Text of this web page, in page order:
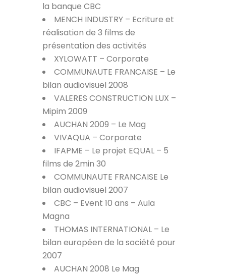
la banque CBC
MENCH INDUSTRY – Ecriture et
réalisation de 3 films de
présentation des activités
XYLOWATT – Corporate
COMMUNAUTE FRANCAISE – Le
bilan audiovisuel 2008
VALERES CONSTRUCTION LUX –
Mipim 2009
AUCHAN 2009 – Le Mag
VIVAQUA – Corporate
IFAPME – Le projet EQUAL – 5
films de 2min 30
COMMUNAUTE FRANCAISE Le
bilan audiovisuel 2007
CBC – Event 10 ans – Aula
Magna
THOMAS INTERNATIONAL – Le
bilan européen de la société pour
2007
AUCHAN 2008 Le Mag